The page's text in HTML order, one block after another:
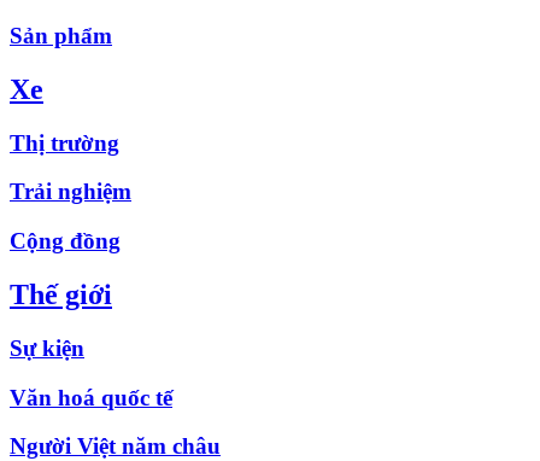
Sản phẩm
Xe
Thị trường
Trải nghiệm
Cộng đồng
Thế giới
Sự kiện
Văn hoá quốc tế
Người Việt năm châu